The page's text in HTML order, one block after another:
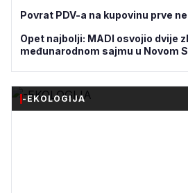
Povrat PDV-a na kupovinu prve
Opet najbolji: MADI osvojio dvije
međunarodnom sajmu u Novom
-EKOLOGIJA